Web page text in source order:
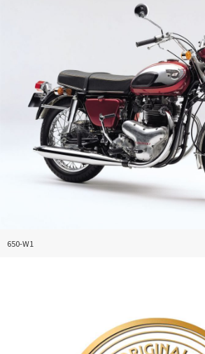
650-W1